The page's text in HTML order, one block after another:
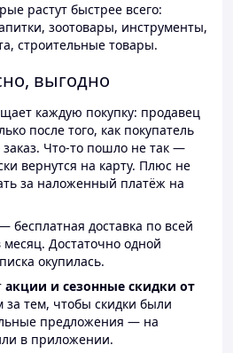
растут быстрее всего:
зоотовары, инструменты,
строительные товары.
выгодно
каждую покупку: продавец
после того, как покупатель
заказ. Что-то пошло не так —
вернутся на карту. Плюс не
за наложенный платёж на
бесплатная доставка по всей
Достаточно одной
окупилась.
акции и сезонные скидки от
за тем, чтобы скидки были
предложения — на
в приложении.